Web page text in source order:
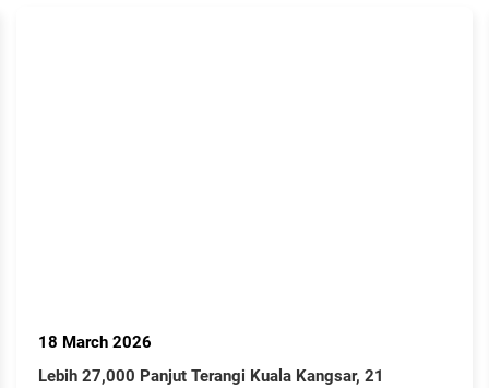
18 March 2026
Lebih 27,000 Panjut Terangi Kuala Kangsar, 21